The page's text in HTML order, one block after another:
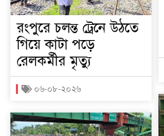
রংপুরে চলন্ত ট্রেনে উঠতে
গিয়ে কাটা পড়ে
রেলকর্মীর মৃত্যু
০৬-০৮-২০২৬